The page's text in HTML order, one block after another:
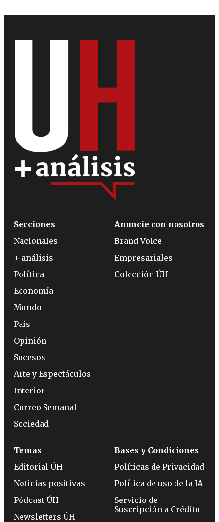
Secciones
Nacionales
+ análisis
Política
Economía
Mundo
País
Opinión
Sucesos
Arte y Espectáculos
Interior
Correo Semanal
Sociedad
Anuncie con nosotros
Brand Voice
Empresariales
Colección ÚH
Temas
Editorial ÚH
Noticias positivas
Pódcast ÚH
Newsletters ÚH
Bases y Condiciones
Políticas de Privacidad
Política de uso de la IA
Servicio de
Suscripción a Crédito